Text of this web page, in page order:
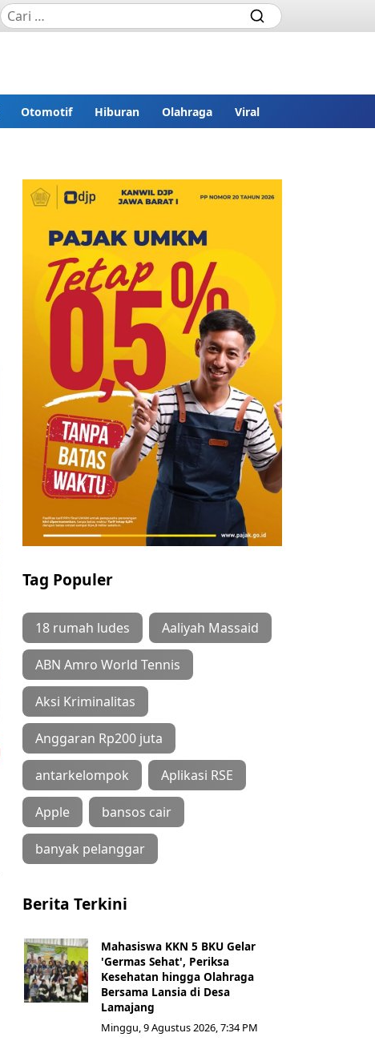
Otomotif Hiburan Olahraga Viral
Tag Populer
18 rumah ludes Aaliyah Massaid
ABN Amro World Tennis
Aksi Kriminalitas
Anggaran Rp200 juta
antarkelompok Aplikasi RSE
Apple bansos cair
banyak pelanggar
Berita Terkini
Mahasiswa KKN 5 BKU Gelar
'Germas Sehat', Periksa
Kesehatan hingga Olahraga
Bersama Lansia di Desa
Lamajang
Minggu, 9 Agustus 2026, 7:34 PM